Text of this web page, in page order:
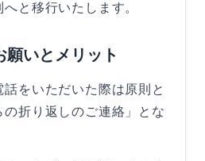
と移行いたします。
願いとメリット
をいただいた際は原則と
の折り返しのご連絡」とな